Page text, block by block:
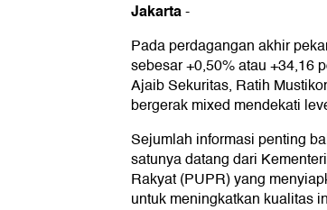
Jakarta-
Pada perdagangan akhir
sebesar +0,50% atau +34,16
Ajaib Sekuritas, Ratih
bergerak mixed mendekati
Sejumlah informasi penting
satunya datang dari
Rakyat (PUPR) yang
untuk meningkatkan kualitas